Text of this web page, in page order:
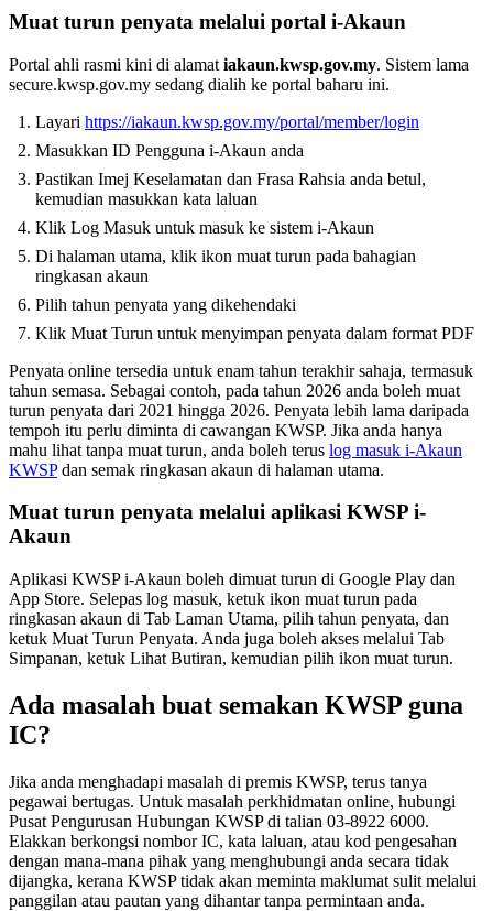
Muat turun penyata melalui portal i-Akaun
Portal ahli rasmi kini di alamat iakaun.kwsp.gov.my. Sistem lama
secure.kwsp.gov.my sedang dialih ke portal baharu ini.
Layari https://iakaun.kwsp.gov.my/portal/member/login
Masukkan ID Pengguna i-Akaun anda
Pastikan Imej Keselamatan dan Frasa Rahsia anda betul,
kemudian masukkan kata laluan
Klik Log Masuk untuk masuk ke sistem i-Akaun
Di halaman utama, klik ikon muat turun pada bahagian
ringkasan akaun
Pilih tahun penyata yang dikehendaki
Klik Muat Turun untuk menyimpan penyata dalam format PDF
Penyata online tersedia untuk enam tahun terakhir sahaja, termasuk
tahun semasa. Sebagai contoh, pada tahun 2026 anda boleh muat
turun penyata dari 2021 hingga 2026. Penyata lebih lama daripada
tempoh itu perlu diminta di cawangan KWSP. Jika anda hanya
mahu lihat tanpa muat turun, anda boleh terus log masuk i-Akaun
KWSPdan semak ringkasan akaun di halaman utama.
Muat turun penyata melalui aplikasi KWSP i-
Akaun
Aplikasi KWSP i-Akaun boleh dimuat turun di Google Play dan
App Store. Selepas log masuk, ketuk ikon muat turun pada
ringkasan akaun di Tab Laman Utama, pilih tahun penyata, dan
ketuk Muat Turun Penyata. Anda juga boleh akses melalui Tab
Simpanan, ketuk Lihat Butiran, kemudian pilih ikon muat turun.
Ada masalah buat semakan KWSP guna
IC?
Jika anda menghadapi masalah di premis KWSP, terus tanya
pegawai bertugas. Untuk masalah perkhidmatan online, hubungi
Pusat Pengurusan Hubungan KWSP di talian 03-8922 6000.
Elakkan berkongsi nombor IC, kata laluan, atau kod pengesahan
dengan mana-mana pihak yang menghubungi anda secara tidak
dijangka, kerana KWSP tidak akan meminta maklumat sulit melalui
panggilan atau pautan yang dihantar tanpa permintaan anda.